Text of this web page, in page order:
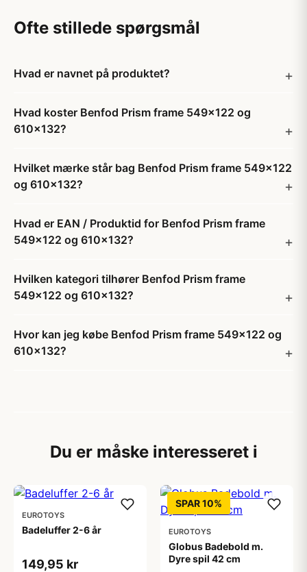
Ofte stillede spørgsmål
Hvad er navnet på produktet?
Hvad koster Benfod Prism frame 549x122 og
610x132?
Hvilket mærke står bag Benfod Prism frame 549x122
og 610x132?
Hvad er EAN / Produktid for Benfod Prism frame
549x122 og 610x132?
Hvilken kategori tilhører Benfod Prism frame
549x122 og 610x132?
Hvor kan jeg købe Benfod Prism frame 549x122 og
610x132?
Du er måske interesseret i
EUROTOYS
Badeluffer 2-6 år
149,95 kr
SPAR 10%
EUROTOYS
Globus Badebold m.
Dyre spil 42 cm